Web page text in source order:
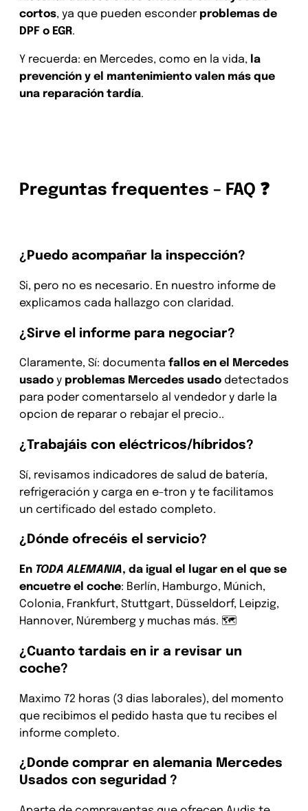
cortos, ya que pueden esconder problemas de
DPF o EGR.
Y recuerda: en Mercedes, como en la vida, la
prevención y el mantenimiento valen más que
una reparación tardía.
Preguntas frequentes – FAQ ❓
¿Puedo acompañar la inspección?
Si, pero no es necesario. En nuestro informe de
explicamos cada hallazgo con claridad.
¿Sirve el informe para negociar?
Claramente, Sí: documenta fallos en el Mercedes
usado y problemas Mercedes usado detectados
para poder comentarselo al vendedor y darle la
opcion de reparar o rebajar el precio..
¿Trabajáis con eléctricos/híbridos?
Sí, revisamos indicadores de salud de batería,
refrigeración y carga en e-tron y te facilitamos
un certificado del estado completo.
¿Dónde ofrecéis el servicio?
En TODA ALEMANIA, da igual el lugar en el que se
encuetre el coche: Berlín, Hamburgo, Múnich,
Colonia, Frankfurt, Stuttgart, Düsseldorf, Leipzig,
Hannover, Núremberg y muchas más. 🗺️
¿Cuanto tardais en ir a revisar un
coche?
Maximo 72 horas (3 dias laborales), del momento
que recibimos el pedido hasta que tu recibes el
informe completo.
¿Donde comprar en alemania Mercedes
Usados con seguridad ?